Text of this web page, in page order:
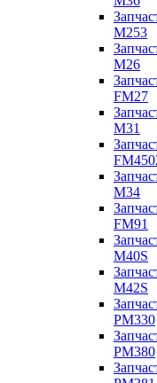
M253
M26
FM27
M31
M34
FM91
M40S
M42S
PM330
PM380